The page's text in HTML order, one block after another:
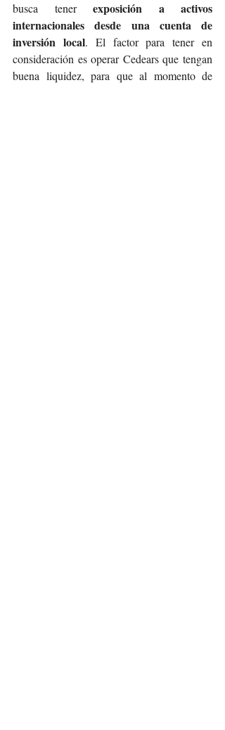
busca tener exposición a activos
internacionales desde una cuenta de
inversión local. El factor para tener en
consideración es operar Cedears que tengan
buena liquidez, para que al momento de